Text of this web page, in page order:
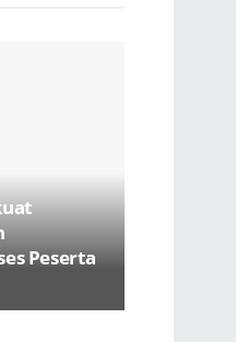
Peserta